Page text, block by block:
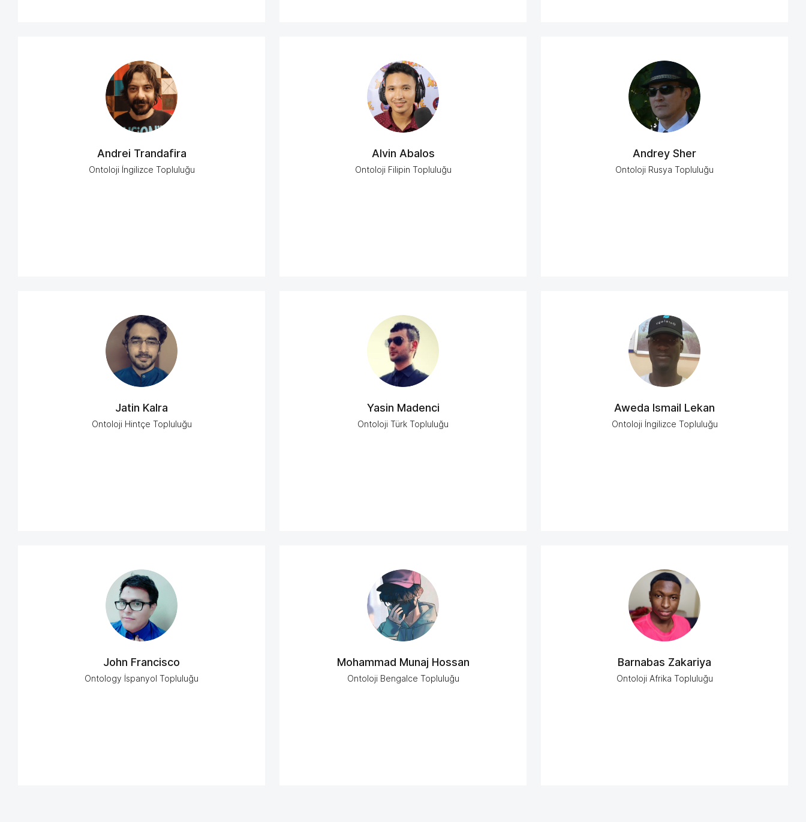
Andrei Trandafira
Ontoloji İngilizce Topluluğu
Alvin Abalos
Ontoloji Filipin Topluluğu
Andrey Sher
Ontoloji Rusya Topluluğu
Jatin Kalra
Ontoloji Hintçe Topluluğu
Yasin Madenci
Ontoloji Türk Topluluğu
Aweda Ismail Lekan
Ontoloji İngilizce Topluluğu
John Francisco
Ontology İspanyol Topluluğu
Mohammad Munaj Hossan
Ontoloji Bengalce Topluluğu
Barnabas Zakariya
Ontoloji Afrika Topluluğu